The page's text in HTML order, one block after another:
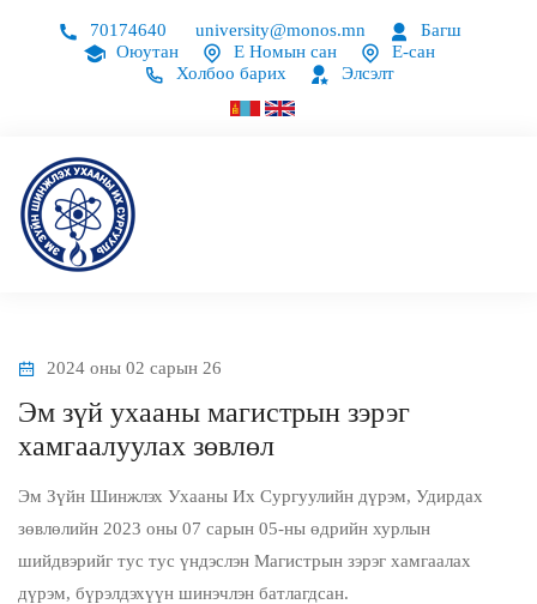
70174640 university@monos.mn
Багш
Оюутан
Е Номын сан
Е-сан
Холбоо барих
Элсэлт
2024 оны 02 сарын 26
Эм зүй ухааны магистрын зэрэг
хамгаалуулах зөвлөл
Эм Зүйн Шинжлэх Ухааны Их Сургуулийн дүрэм, Удирдах
зөвлөлийн 2023 оны 07 сарын 05-ны өдрийн хурлын
шийдвэрийг тус тус үндэслэн Магистрын зэрэг хамгаалах
дүрэм, бүрэлдэхүүн шинэчлэн батлагдсан.